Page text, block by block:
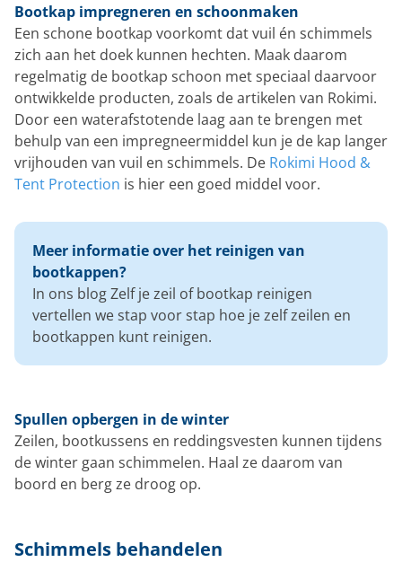
Bootkap impregneren en schoonmaken
Een schone bootkap voorkomt dat vuil én schimmels
zich aan het doek kunnen hechten. Maak daarom
regelmatig de bootkap schoon met speciaal daarvoor
ontwikkelde producten, zoals de artikelen van Rokimi.
Door een waterafstotende laag aan te brengen met
behulp van een impregneermiddel kun je de kap langer
vrijhouden van vuil en schimmels. De Rokimi Hood &
Tent Protection is hier een goed middel voor.
Meer informatie over het reinigen van
bootkappen?
In ons blog Zelf je zeil of bootkap reinigen
vertellen we stap voor stap hoe je zelf zeilen en
bootkappen kunt reinigen.
Spullen opbergen in de winter
Zeilen, bootkussens en reddingsvesten kunnen tijdens
de winter gaan schimmelen. Haal ze daarom van
boord en berg ze droog op.
Schimmels behandelen